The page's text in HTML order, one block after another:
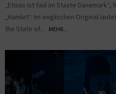
„Etwas ist faul im Staate
„Hamlet“. Im englischen Original
the State of...
MEHR...